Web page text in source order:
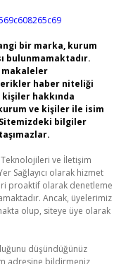
bir marka, kurum
bulunmamaktadır.
makaleler
haber niteliği
hakkında
ve kişiler ile isim
bilgiler
Teknolojileri ve İletişim
Sağlayıcı olarak hizmet
proaktif olarak denetleme
Ancak, üyelerimiz
olup, siteye üye olarak
düşündüğünüz
adresine bildirmeniz